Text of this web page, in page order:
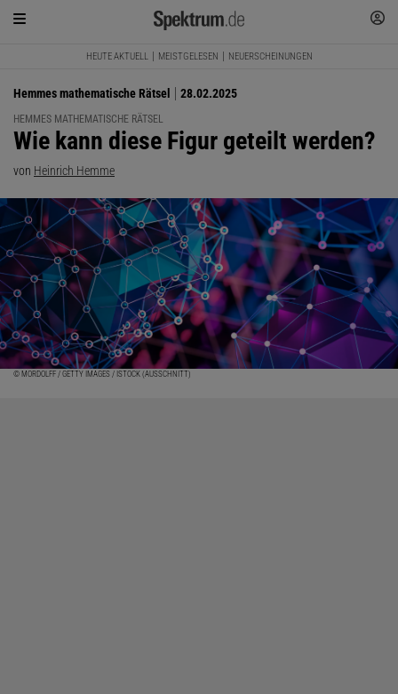
HEUTE AKTUELL MEISTGELESEN NEUERSCHEINUNGEN
Hemmes mathematische Rätsel 28.02.2025
HEMMES MATHEMATISCHE RÄTSEL
:
Wie kann diese Figur geteilt werden?
von Heinrich Hemme
© MORDOLFF / GETTY IMAGES / ISTOCK (AUSSCHNITT)